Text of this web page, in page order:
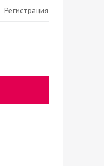
Регистрация